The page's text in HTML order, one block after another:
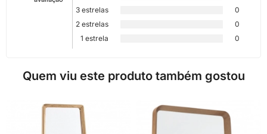
3 estrelas
0
2 estrelas
0
1 estrela
0
Quem viu este produto também gostou